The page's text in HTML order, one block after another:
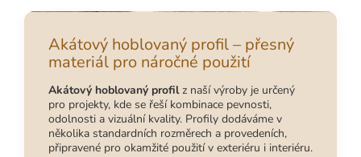
Akátový hoblovaný profil – přesný
materiál pro náročné použití
Akátový hoblovaný profilz naší výroby je určený
pro projekty, kde se řeší kombinace pevnosti,
odolnosti a vizuální kvality. Profily dodáváme v
několika standardních rozměrech a provedeních,
připravené pro okamžité použití v exteriéru i interiéru.